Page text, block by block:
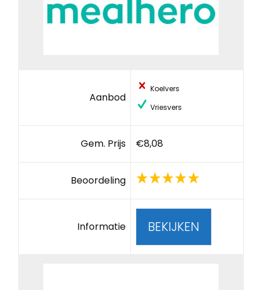
Aanbod
Koelvers
Vriesvers
Gem. Prijs €8,08
Beoordeling
Informatie BEKIJKEN